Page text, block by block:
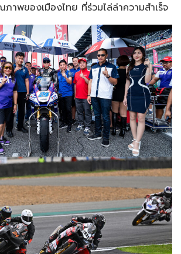
าพของเมืองไทย ที่ร่วมไล่ล่าความสำเร็จ